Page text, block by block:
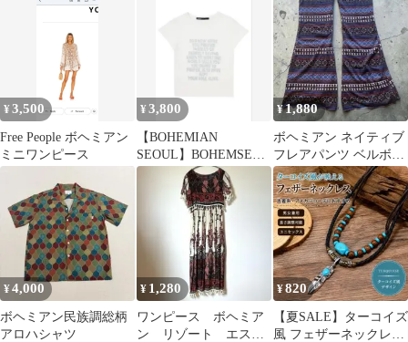
性サーファーa026
ニック アジアン
¥3,500
Free People ボヘミアン
ミニワンピース
¥3,800
【BOHEMIAN
SEOUL】BOHEMSEO
Tシャツ
¥1,880
ボヘミアン ネイティブ
フレアパンツ ベルボト
ム エスニックヒッピー
フェス
¥4,000
ボヘミアン民族調総柄
アロハシャツ
¥ 1,280
ワンピース ボヘミア
ン リゾート エスニ
¥820
【夏SALE】ターコイズ
風 フェザーネックレス